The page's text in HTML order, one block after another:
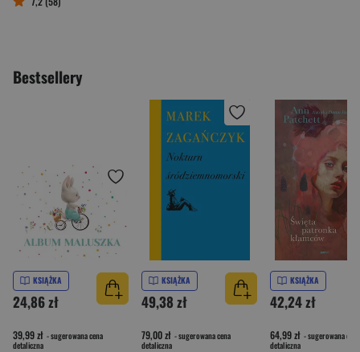
Bestsellery
KSIĄŻKA
24,86 zł
39,99 zł - sugerowana cena
detaliczna
KSIĄŻKA
49,38 zł
79,00 zł - sugerowana cena
detaliczna
KSIĄŻKA
42,24 zł
64,99 zł - sugerowana cena
detaliczna